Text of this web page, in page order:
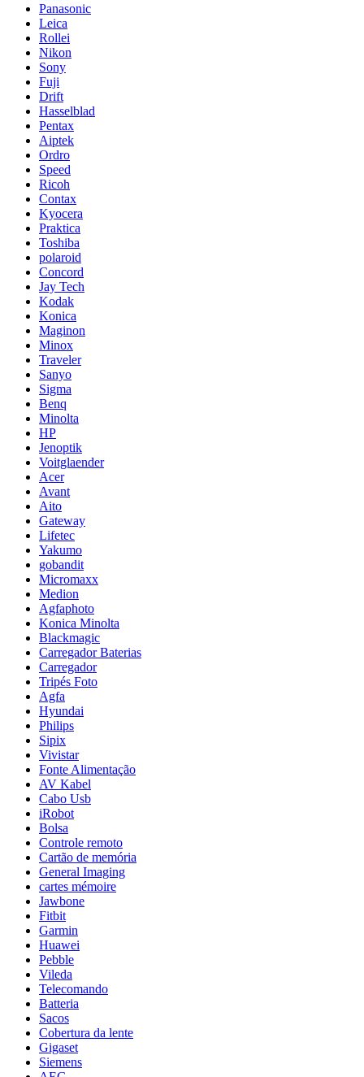
Panasonic
Leica
Rollei
Nikon
Sony
Fuji
Drift
Hasselblad
Pentax
Aiptek
Ordro
Speed
Ricoh
Contax
Kyocera
Praktica
Toshiba
polaroid
Concord
Jay Tech
Kodak
Konica
Maginon
Minox
Traveler
Sanyo
Sigma
Benq
Minolta
HP
Jenoptik
Voitglaender
Acer
Avant
Aito
Gateway
Lifetec
Yakumo
gobandit
Micromaxx
Medion
Agfaphoto
Konica Minolta
Blackmagic
Carregador Baterias
Carregador
Tripés Foto
Agfa
Hyundai
Philips
Sipix
Vivistar
Fonte Alimentação
AV Kabel
Cabo Usb
iRobot
Bolsa
Controle remoto
Cartão de memória
General Imaging
cartes mémoire
Jawbone
Fitbit
Garmin
Huawei
Pebble
Vileda
Telecomando
Batteria
Sacos
Cobertura da lente
Gigaset
Siemens